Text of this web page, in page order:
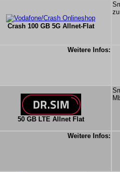
Crash 100 GB 5G Allnet-Flat
Weitere Infos:
50 GB LTE Allnet Flat
Weitere Infos: